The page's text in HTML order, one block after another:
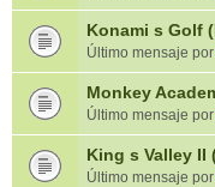
Konami s Golf
Último mensaje por
Monkey
Último mensaje por
King s Valley II
Último mensaje por